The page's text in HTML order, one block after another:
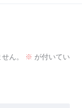
ん。 ※ が付いてい